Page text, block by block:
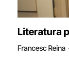
Literatura
Francesc Reina